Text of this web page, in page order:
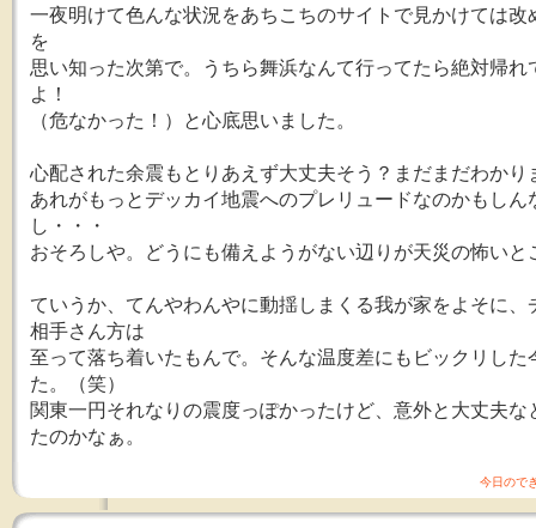
一夜明けて色んな状況をあちこちのサイトで見かけては改
を
思い知った次第で。うちら舞浜なんて行ってたら絶対帰れ
よ！
（危なかった！）と心底思いました。
心配された余震もとりあえず大丈夫そう？まだまだわかり
あれがもっとデッカイ地震へのプレリュードなのかもしん
し・・・
おそろしや。どうにも備えようがない辺りが天災の怖いと
ていうか、てんやわんやに動揺しまくる我が家をよそに、
相手さん方は
至って落ち着いたもんで。そんな温度差にもビックリした
た。（笑）
関東一円それなりの震度っぽかったけど、意外と大丈夫な
たのかなぁ。
今日ので